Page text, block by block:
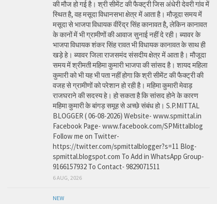
की मौज हो गई है। श्री सीमेंट की फैक्ट्री जिस अंधेरी देवरी गांव में
स्थित है, वह मसूदा विधानसभा क्षेत्र में आता है। मौजूदा समय में
मसूदा से भाजपा विधायक वीरेंद्र सिंह कानावत है, लेकिन कानावत
के कानों में भी ग्रामीणों की आवाज सुनाई नहीं दे रही। ब्यावर के
भाजपा विधायक शंकर सिंह रावत भी विधायक कानावत के साथ ही
खड़े हे। ब्यावर जिला राजसमंद संसदीय क्षेत्र में आता है। मौजूदा
समय में श्रीमती महिमा कुमारी भाजपा की सांसद है। शायद महिला
कुमारी को भी यह भी पता नहीं होगा कि श्री सीमेंट की फैक्ट्री की
वजह से ग्रामीणों को परेशान हो रही है। महिमा कुमारी मेवाड़
राजघराने की सदस्य हे। हो सकता है कि सांसद होने के कारण
महिमा कुमारी के बांगड़ समूह से अच्छे संबंध हो। S.P.MITTAL
BLOGGER ( 06-08-2026) Website- www.spmittal.in
Facebook Page- www.facebook.com/SPMittalblog
Follow me on Twitter-
https://twitter.com/spmittalblogger?s=11 Blog-
spmittal.blogspot.com To Add in WhatsApp Group-
9166157932 To Contact- 9829071511
6 AUG, 2026
NEW